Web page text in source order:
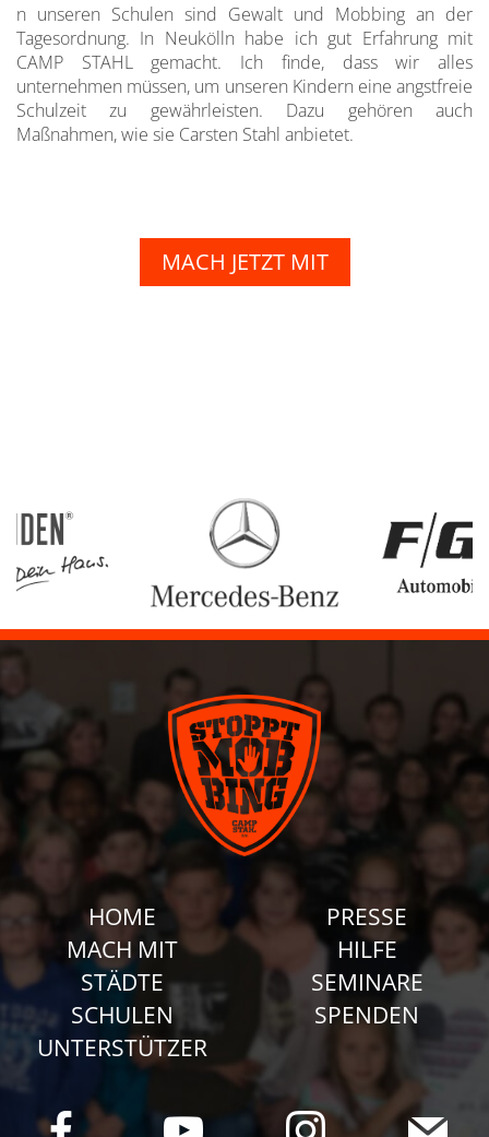
n unseren Schulen sind Gewalt und Mobbing an der
Tagesordnung. In Neukölln habe ich gut Erfahrung mit
CAMP STAHL gemacht. Ich finde, dass wir alles
unternehmen müssen, um unseren Kindern eine angstfreie
Schulzeit zu gewährleisten. Dazu gehören auch
Maßnahmen, wie sie Carsten Stahl anbietet.
MACH JETZT MIT
HOME
MACH MIT
STÄDTE
SCHULEN
UNTERSTÜTZER
PRESSE
HILFE
SEMINARE
SPENDEN